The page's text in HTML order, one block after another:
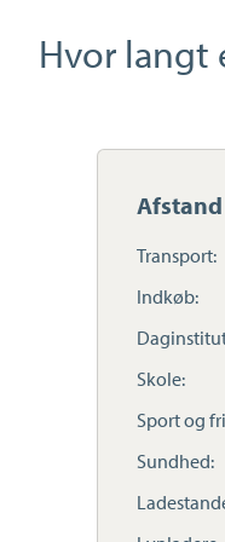
Hvor langt
Transport:
Indkøb:
Skole:
Sport og
Sundhed: